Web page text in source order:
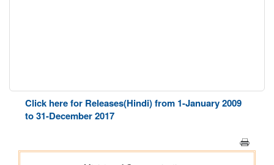
Click here for Releases(Hindi) from 1-January 2009
to 31-December 2017